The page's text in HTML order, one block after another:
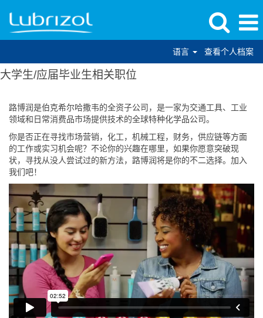
语言 查看个人档案
大学生/应届毕业生相关职位
路博润是伯克希尔哈撒韦的全资子公司，是一家为交通工具、工业
领域和日常消费品市场提供技术的全球特种化学品公司。
你是否正在寻找市场营销，化工，机械工程，财务，供应链等方面
的工作或实习机会呢？不论你的兴趣在哪里，如果你愿意突破现
状，寻找从没人尝试过的新方法，路博润将是你的不二选择。加入
我们吧！